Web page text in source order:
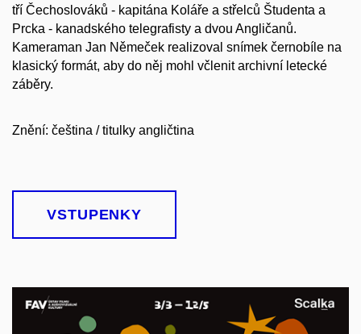
tří Čechoslováků - kapitána Koláře a střelců Študenta a
Prcka - kanadského telegrafisty a dvou Angličanů.
Kameraman Jan Němeček realizoval snímek černobíle na
klasický formát, aby do něj mohl včlenit archivní letecké
záběry.
Znění: čeština / titulky angličtina
VSTUPENKY